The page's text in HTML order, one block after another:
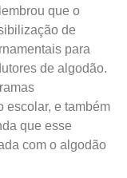
que o
de
para
de algodão.
escolar, e também
que esse
com o algodão